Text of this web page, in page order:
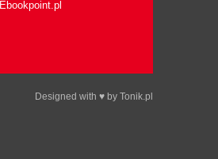
Ebookpoint.pl
Designed with ♥ by Tonik.pl